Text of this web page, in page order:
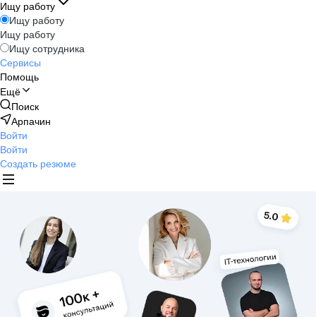
Ищу работу
Ищу работу
Ищу работу
Ищу сотрудника
Сервисы
Помощь
Ещё
Поиск
Арпачин
Войти
Войти
Создать резюме